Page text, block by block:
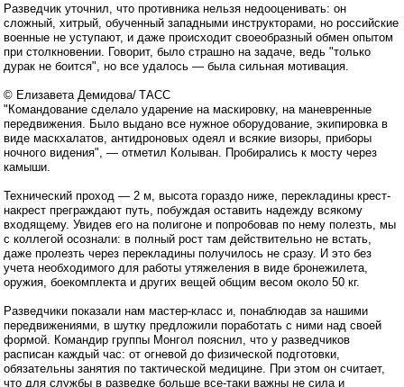
Разведчик уточнил, что противника нельзя недооценивать: он
сложный, хитрый, обученный западными инструкторами, но российские
военные не уступают, и даже происходит своеобразный обмен опытом
при столкновении. Говорит, было страшно на задаче, ведь "только
дурак не боится", но все удалось — была сильная мотивация.
© Елизавета Демидова/ ТАСС
"Командование сделало ударение на маскировку, на маневренные
передвижения. Было выдано все нужное оборудование, экипировка в
виде маскхалатов, антидроновых одеял и всякие визоры, приборы
ночного видения", — отметил Колыван. Пробирались к мосту через
камыши.
Технический проход — 2 м, высота гораздо ниже, перекладины крест-
накрест преграждают путь, побуждая оставить надежду всякому
входящему. Увидев его на полигоне и попробовав по нему полезть, мы
с коллегой осознали: в полный рост там действительно не встать,
даже пролезть через перекладины получилось не сразу. И это без
учета необходимого для работы утяжеления в виде бронежилета,
оружия, боекомплекта и других вещей общим весом около 50 кг.
Разведчики показали нам мастер-класс и, понаблюдав за нашими
передвижениями, в шутку предложили поработать с ними над своей
формой. Командир группы Монгол пояснил, что у разведчиков
расписан каждый час: от огневой до физической подготовки,
обязательны занятия по тактической медицине. При этом он считает,
что для службы в разведке больше все-таки важны не сила и